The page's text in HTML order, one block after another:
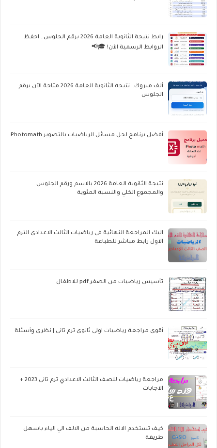
رابط نتيجة الثانوية العامة 2026 برقم الجلوس.. احفظ
الروابط الرسمية الآن! 🎓📢
ألف مبروك.. نتيجة الثانوية العامة 2026 متاحة الآن برقم
الجلوس
أفضل برنامج لحل مسائل الرياضيات بالتصوير Photomath
نتيجة الثانوية العامة 2026 بالاسم ورقم الجلوس
والمجموع الكلي والنسبة المئوية
اليك المراجعة النهائية فى رياضيات الثالث الاعدادى الترم
الاول رابط مباشر للطباعة
تأسيس رياضيات من الصفر pdf للاطفال
أقوى مراجعة رياضيات اولى ثانوى ترم تانى | نظرى وأسئلة
مراجعة رياضيات للصف الثالث الاعدادي ترم تانى 2023 +
الاجابات
كيف تستخدم الاله الحاسبة من الالف الي الياء باسهل
طريقة